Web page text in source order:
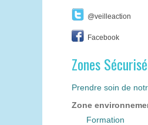
@veilleaction
Facebook
Zones
Prendre soin de
Zone
Formation